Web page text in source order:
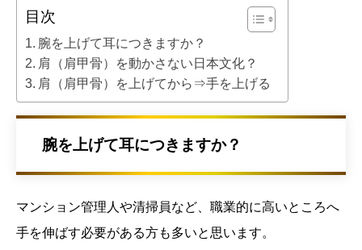
目次
腕を上げて耳につきますか？
肩（肩甲骨）を動かさない日本文化？
肩（肩甲骨）を上げてから⇒手を上げる
腕を上げて耳につきますか？
マンション管理人や清掃員など、職業的に高いところへ
手を伸ばす必要がある方も多いと思います。